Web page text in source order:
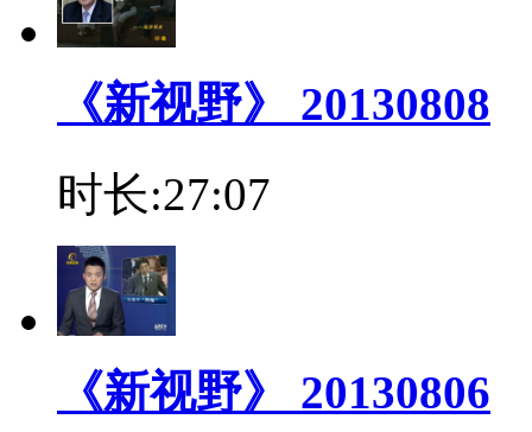
《新视野》 20130808
时长:27:07
《新视野》 20130806